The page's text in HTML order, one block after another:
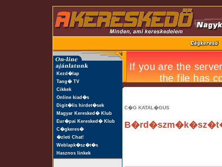
Kezd�lap
Tang� TV
Cikkek
Online kiad�s
Digit�lis hirdet�sek
Magyar Keresked� Klub
Eur�pai Keresked� Klub
C�gkeres�
�zleti Chat!
Weblapk�sz�t�s
Hasznos linkek
C�G KATAL�GUS